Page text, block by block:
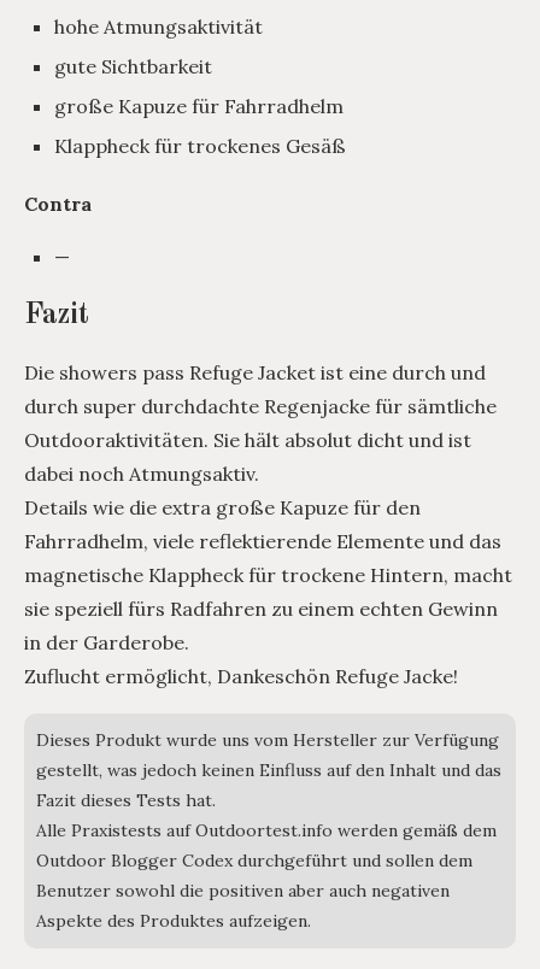
hohe Atmungsaktivität
gute Sichtbarkeit
große Kapuze für Fahrradhelm
Klappheck für trockenes Gesäß
Contra
—
Fazit
Die showers pass Refuge Jacket ist eine durch und
durch super durchdachte Regenjacke für sämtliche
Outdooraktivitäten. Sie hält absolut dicht und ist
dabei noch Atmungsaktiv.
Details wie die extra große Kapuze für den
Fahrradhelm, viele reflektierende Elemente und das
magnetische Klappheck für trockene Hintern, macht
sie speziell fürs Radfahren zu einem echten Gewinn
in der Garderobe.
Zuflucht ermöglicht, Dankeschön Refuge Jacke!
Dieses Produkt wurde uns vom Hersteller zur Verfügung
gestellt, was jedoch keinen Einfluss auf den Inhalt und das
Fazit dieses Tests hat.
Alle Praxistests auf Outdoortest.info werden gemäß dem
Outdoor Blogger Codex durchgeführt und sollen dem
Benutzer sowohl die positiven aber auch negativen
Aspekte des Produktes aufzeigen.